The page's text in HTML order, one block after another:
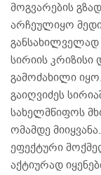
მოგვარების
არჩეულიყო
განსახილველად
სირიის
გამოძახილი
გაიღვიძეს
სახელმწიფოს
ომამდე
ეფექტური
აქტიურად